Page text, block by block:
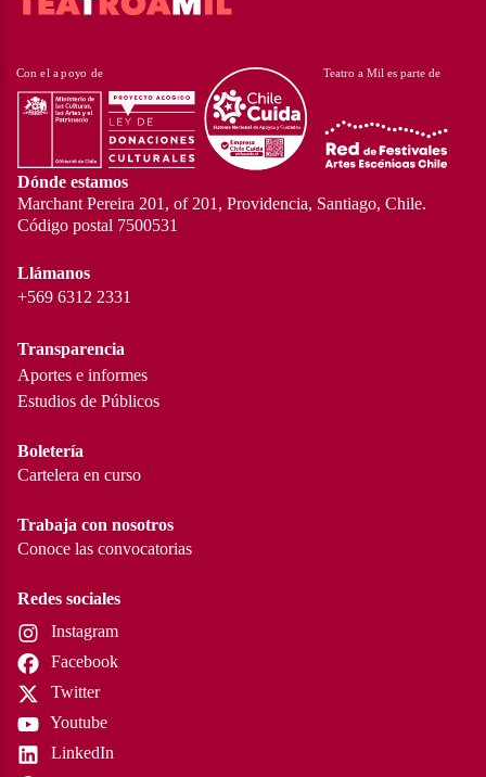
Dónde estamos
Marchant Pereira 201, of 201, Providencia, Santiago, Chile.
Código postal 7500531
Llámanos
+569 6312 2331
Transparencia
Aportes e informes
Estudios de Públicos
Boletería
Cartelera en curso
Trabaja con nosotros
Conoce las convocatorias
Redes sociales
Instagram
Facebook
Twitter
Youtube
LinkedIn